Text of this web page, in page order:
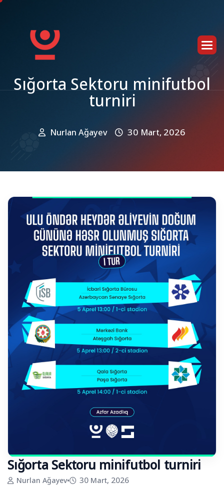
Sığorta Sektoru minifutbol
turniri
Nurlan Ağayev 30 Mart, 2026
Sığorta Sektoru minifutbol turniri
Nurlan Ağayev• 30 Mart, 2026